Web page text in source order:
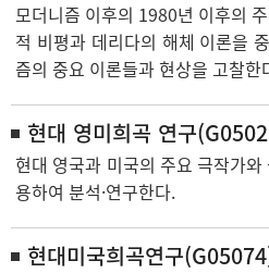
모더니즘 이후의 1980년 이후의
적 비평과 데리다의 해체 이론을
즘의 중요 이론들과 현상을 고찰한
현대 영미희곡 연구
현대 영국과 미국의 주요 극작가
용하여 분석·연구한다.
현대미국희곡연구